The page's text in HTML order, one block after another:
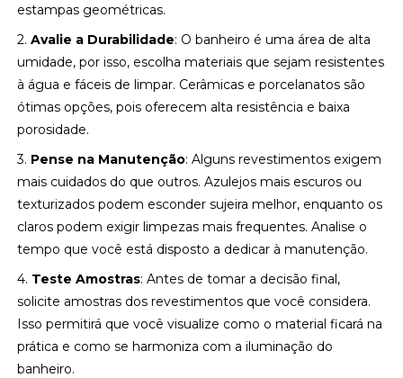
estampas geométricas.
2.Avalie a Durabilidade: O banheiro é uma área de alta
umidade, por isso, escolha materiais que sejam resistentes
à água e fáceis de limpar. Cerâmicas e porcelanatos são
ótimas opções, pois oferecem alta resistência e baixa
porosidade.
3. Pense na Manutenção: Alguns revestimentos exigem
mais cuidados do que outros. Azulejos mais escuros ou
texturizados podem esconder sujeira melhor, enquanto os
claros podem exigir limpezas mais frequentes. Analise o
tempo que você está disposto a dedicar à manutenção.
4. Teste Amostras: Antes de tomar a decisão final,
solicite amostras dos revestimentos que você considera.
Isso permitirá que você visualize como o material ficará na
prática e como se harmoniza com a iluminação do
banheiro.